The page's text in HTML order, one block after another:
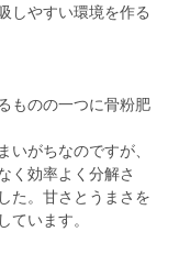
しやすい環境を作る
ものの一つに骨粉肥
がちなのですが、
く効率よく分解さ
た。甘さとうまさを
ています。